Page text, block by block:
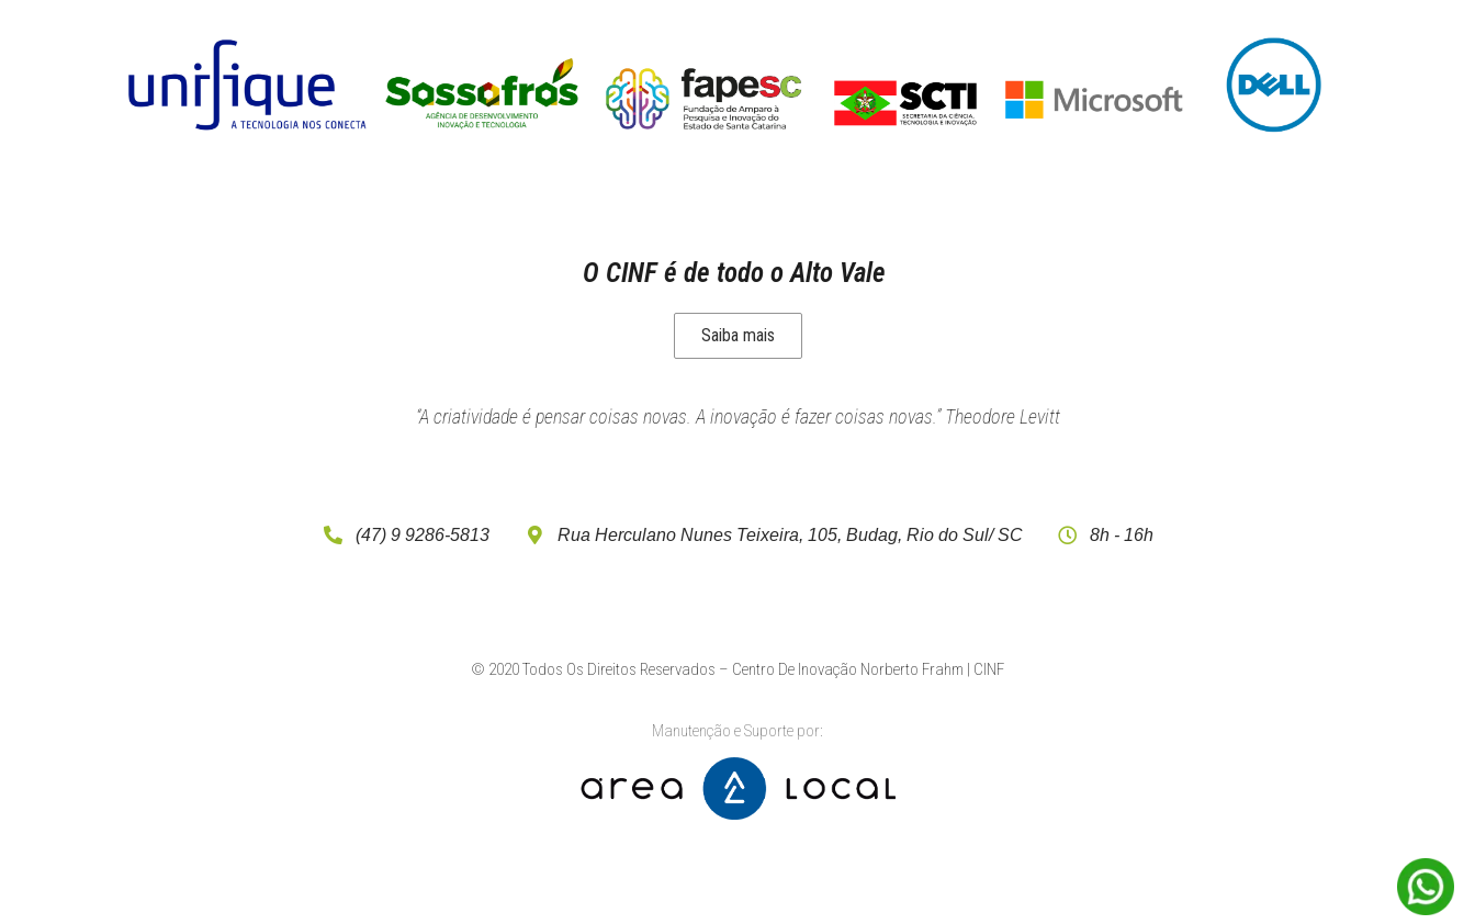
O CINF é de todo o Alto Vale
Saiba mais
“A criatividade é pensar coisas novas. A inovação é fazer coisas novas.” Theodore Levitt
(47) 9 9286-5813 Rua Herculano Nunes Teixeira, 105, Budag, Rio do Sul/ SC 8h - 16h
© 2020 Todos Os Direitos Reservados – Centro De Inovação Norberto Frahm | CINF
Manutenção e Suporte por: